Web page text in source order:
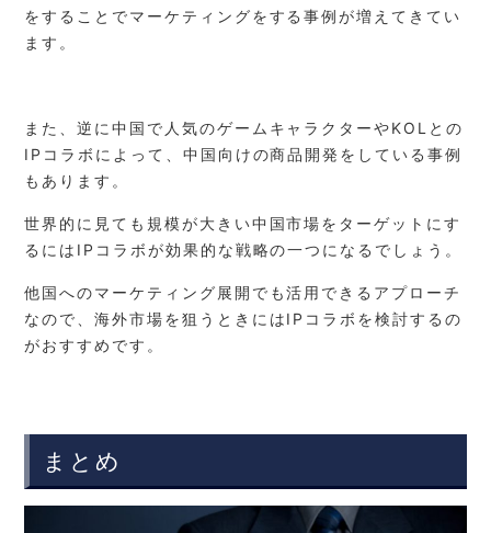
をすることでマーケティングをする事例が増えてきてい
ます。
また、逆に中国で人気のゲームキャラクターやKOLとの
IPコラボによって、中国向けの商品開発をしている事例
もあります。
世界的に見ても規模が大きい中国市場をターゲットにす
るにはIPコラボが効果的な戦略の一つになるでしょう。
他国へのマーケティング展開でも活用できるアプローチ
なので、海外市場を狙うときにはIPコラボを検討するの
がおすすめです。
まとめ